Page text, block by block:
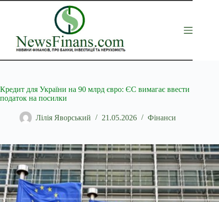
Перейти
Кредит для України на 90 млрд євро: ЄС вимагає ввести
податок на посилки
Лілія Яворський 21.05.2026 Фінанси